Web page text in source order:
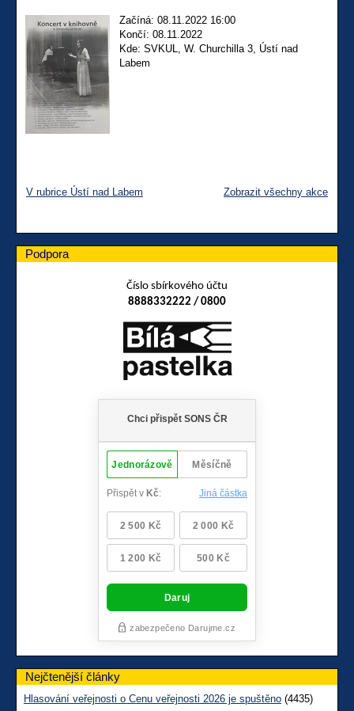
Začíná: 08.11.2022 16:00
Končí: 08.11.2022
Kde: SVKUL, W. Churchilla 3, Ústí nad
Labem
V rubrice Ústí nad Labem Zobrazit všechny akce
Podpora
Číslo sbírkového účtu
8888332222 / 0800
Nejčtenější články
Hlasování veřejnosti o Cenu veřejnosti 2026 je spuštěno (4435)